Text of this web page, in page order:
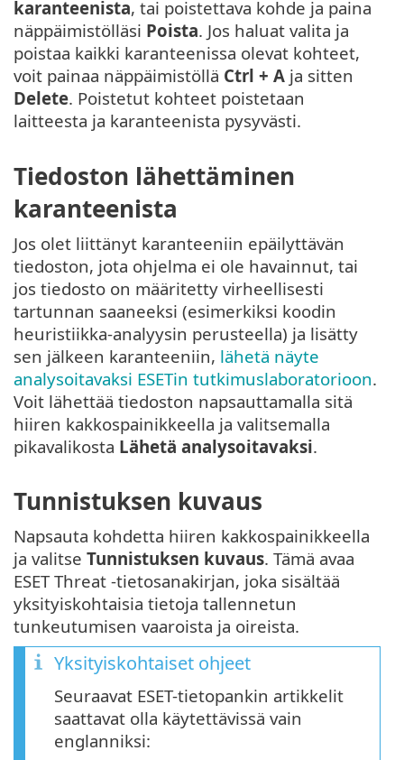
karanteenista, tai poistettava kohde ja paina
näppäimistölläsi Poista. Jos haluat valita ja
poistaa kaikki karanteenissa olevat kohteet,
voit painaa näppäimistöllä Ctrl + A ja sitten
Delete. Poistetut kohteet poistetaan
laitteesta ja karanteenista pysyvästi.
Tiedoston lähettäminen
karanteenista
Jos olet liittänyt karanteeniin epäilyttävän
tiedoston, jota ohjelma ei ole havainnut, tai
jos tiedosto on määritetty virheellisesti
tartunnan saaneeksi (esimerkiksi koodin
heuristiikka-analyysin perusteella) ja lisätty
sen jälkeen karanteeniin, lähetä näyte
analysoitavaksi ESETin tutkimuslaboratorioon.
Voit lähettää tiedoston napsauttamalla sitä
hiiren kakkospainikkeella ja valitsemalla
pikavalikosta Lähetä analysoitavaksi.
Tunnistuksen kuvaus
Napsauta kohdetta hiiren kakkospainikkeella
ja valitse Tunnistuksen kuvaus. Tämä avaa
ESET Threat -tietosanakirjan, joka sisältää
yksityiskohtaisia tietoja tallennetun
tunkeutumisen vaaroista ja oireista.
Yksityiskohtaiset ohjeet
Seuraavat ESET-tietopankin artikkelit
saattavat olla käytettävissä vain
englanniksi: